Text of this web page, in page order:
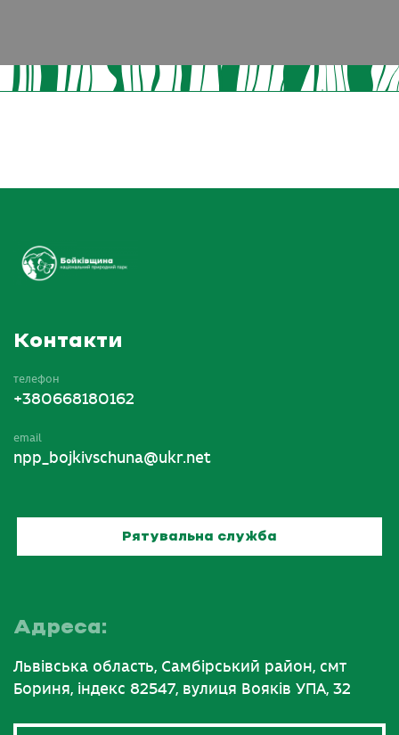
Контакти
телефон
+380668180162
email
npp_bojkivschuna@ukr.net
Рятувальна служба
Адреса:
Львівська область, Самбірський район, смт
Бориня, індекс 82547, вулиця Вояків УПА, 32